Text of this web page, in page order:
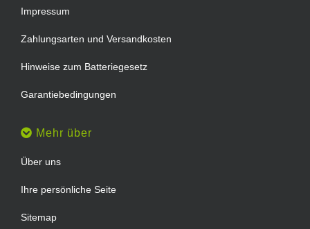
Impressum
Zahlungsarten und Versandkosten
Hinweise zum Batteriegesetz
Garantiebedingungen
Mehr über
Über uns
Ihre persönliche Seite
Sitemap